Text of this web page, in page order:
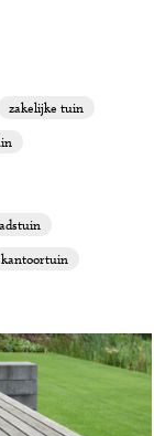
zakelijke tuin
kantoortuin